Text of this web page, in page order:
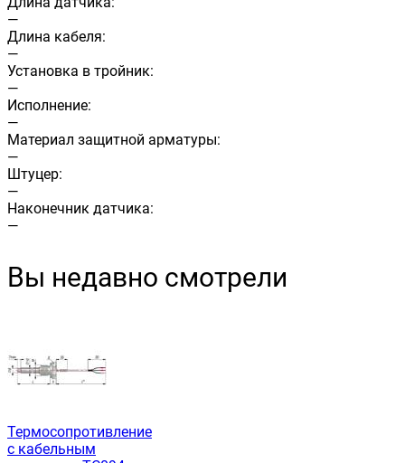
—
Длина кабеля:
—
Установка в тройник:
—
Исполнение:
—
Материал защитной арматуры:
—
Штуцер:
—
Наконечник датчика:
—
Вы недавно смотрели
Термосопротивление
с кабельным